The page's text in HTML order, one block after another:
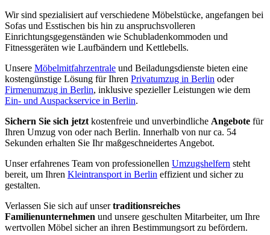
Wir sind spezialisiert auf verschiedene Möbelstücke, angefangen bei
Sofas und Esstischen bis hin zu anspruchsvolleren
Einrichtungsgegenständen wie Schubladenkommoden und
Fitnessgeräten wie Laufbändern und Kettlebells.
Unsere Möbelmitfahrzentrale und Beiladungsdienste bieten eine
kostengünstige Lösung für Ihren Privatumzug in Berlin oder
Firmenumzug in Berlin, inklusive spezieller Leistungen wie dem
Ein- und Auspackservice in Berlin.
Sichern Sie sich jetzt kostenfreie und unverbindliche Angebote für
Ihren Umzug von oder nach Berlin. Innerhalb von nur ca. 54
Sekunden erhalten Sie Ihr maßgeschneidertes Angebot.
Unser erfahrenes Team von professionellen Umzugshelfern steht
bereit, um Ihren Kleintransport in Berlin effizient und sicher zu
gestalten.
Verlassen Sie sich auf unsertraditionsreiches
Familienunternehmen und unsere geschulten Mitarbeiter, um Ihre
wertvollen Möbel sicher an ihren Bestimmungsort zu befördern.